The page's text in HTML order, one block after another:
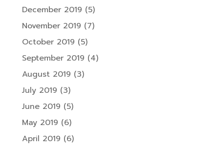
December 2019 (5)
November 2019 (7)
October 2019 (5)
September 2019 (4)
August 2019 (3)
July 2019 (3)
June 2019 (5)
May 2019 (6)
April 2019 (6)